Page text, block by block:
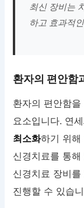
최신 장비는
하고 효과적
환자의 편안함
환자의 편안함
요소입니다. 연
최소화하기 위
신경치료를 통
신경치료 장비
진행할 수 있습